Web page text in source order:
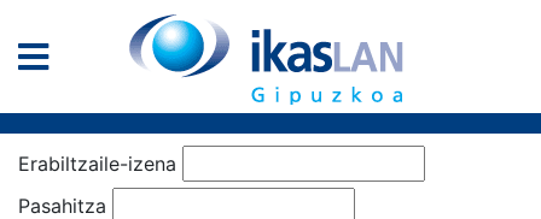
Erabiltzaile-izena
Pasahitza